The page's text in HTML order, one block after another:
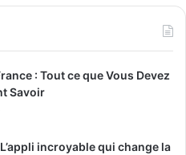
: Tout ce que Vous Devez
Savoir
incroyable qui change la